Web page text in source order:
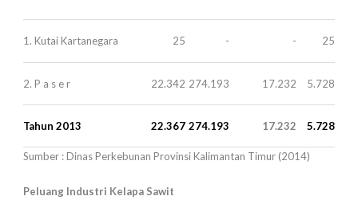
1. Kutai Kartanegara 25 - - 25
2. P a s e r 22.342 274.193 17.232 5.728
Tahun 2013 22.367 274.193 17.232 5.728
Sumber : Dinas Perkebunan Provinsi Kalimantan Timur (2014)
Peluang Industri Kelapa Sawit